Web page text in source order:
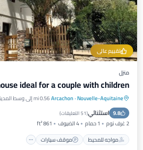
تقييم عالي
منزل
ideal for a couple with children
Nouvelle-Aquitaine
·
Arcachon0.56 mi إلى وسط المدينة
9.8 استثنائي(51 التعليقات )
2 غرف نوم 1 حمام 4 الضيوف
861 ft²
مواجه للمحيط
موقف سيارات
مواجه للمحيط
موقف سيارات
إطلالة على المحيط